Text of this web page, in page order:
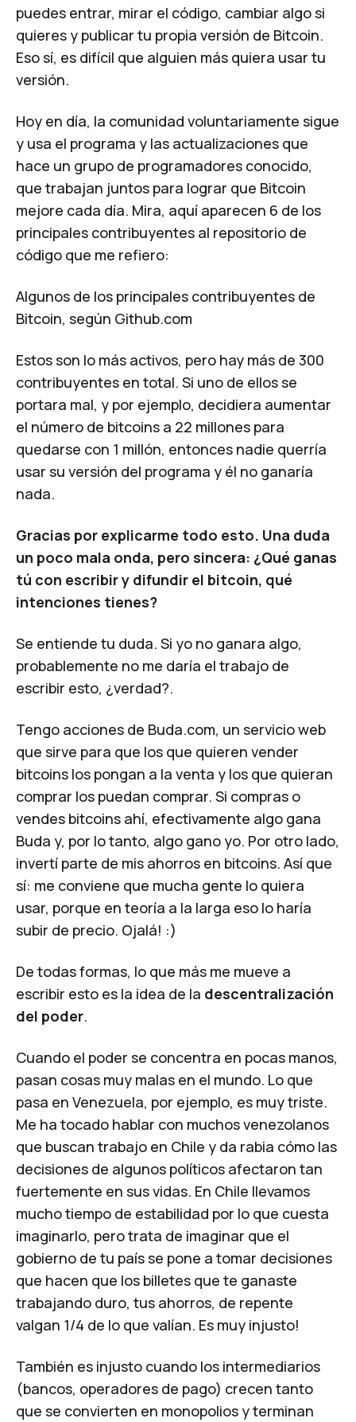
puedes entrar, mirar el código, cambiar algo si
quieres y publicar tu propia versión de Bitcoin.
Eso sí, es difícil que alguien más quiera usar tu
versión.
Hoy en día, la comunidad voluntariamente sigue
y usa el programa y las actualizaciones que
hace un grupo de programadores conocido,
que trabajan juntos para lograr que Bitcoin
mejore cada día. Mira, aquí aparecen 6 de los
principales contribuyentes al repositorio de
código que me refiero:
Algunos de los principales contribuyentes de
Bitcoin, según Github.com
Estos son lo más activos, pero hay más de 300
contribuyentes en total. Si uno de ellos se
portara mal, y por ejemplo, decidiera aumentar
el número de bitcoins a 22 millones para
quedarse con 1 millón, entonces nadie querría
usar su versión del programa y él no ganaría
nada.
Gracias por explicarme todo esto. Una duda
un poco mala onda, pero sincera: ¿Qué ganas
tú con escribir y difundir el bitcoin, qué
intenciones tienes?
Se entiende tu duda. Si yo no ganara algo,
probablemente no me daría el trabajo de
escribir esto, ¿verdad?.
Tengo acciones de Buda.com, un servicio web
que sirve para que los que quieren vender
bitcoins los pongan a la venta y los que quieran
comprar los puedan comprar. Si compras o
vendes bitcoins ahí, efectivamente algo gana
Buda y, por lo tanto, algo gano yo. Por otro lado,
invertí parte de mis ahorros en bitcoins. Así que
sí: me conviene que mucha gente lo quiera
usar, porque en teoría a la larga eso lo haría
subir de precio. Ojalá! :)
De todas formas, lo que más me mueve a
escribir esto es la idea de la descentralización
del poder.
Cuando el poder se concentra en pocas manos,
pasan cosas muy malas en el mundo. Lo que
pasa en Venezuela, por ejemplo, es muy triste.
Me ha tocado hablar con muchos venezolanos
que buscan trabajo en Chile y da rabia cómo las
decisiones de algunos políticos afectaron tan
fuertemente en sus vidas. En Chile llevamos
mucho tiempo de estabilidad por lo que cuesta
imaginarlo, pero trata de imaginar que el
gobierno de tu país se pone a tomar decisiones
que hacen que los billetes que te ganaste
trabajando duro, tus ahorros, de repente
valgan 1/4 de lo que valían. Es muy injusto!
También es injusto cuando los intermediarios
(bancos, operadores de pago) crecen tanto
que se convierten en monopolios y terminan